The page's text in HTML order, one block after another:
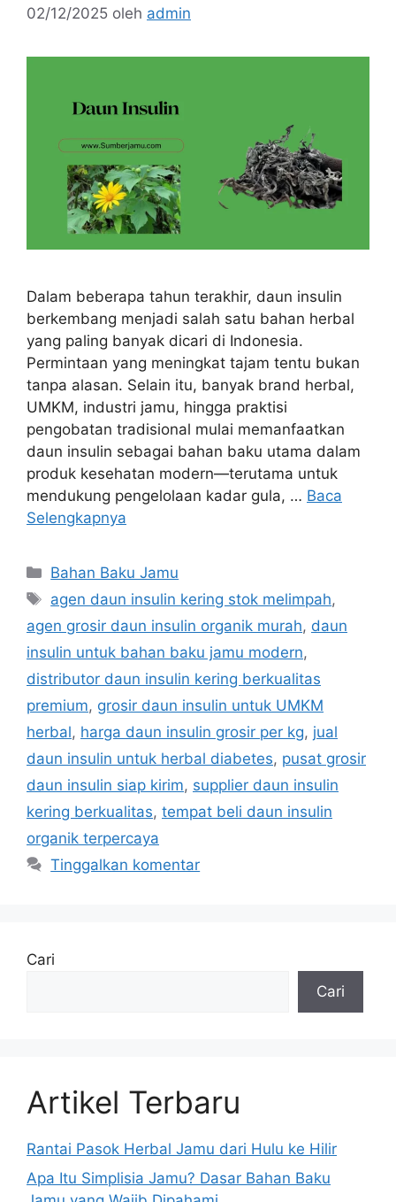
02/12/2025 oleh admin
Dalam beberapa tahun terakhir, daun insulin
berkembang menjadi salah satu bahan herbal
yang paling banyak dicari di Indonesia.
Permintaan yang meningkat tajam tentu bukan
tanpa alasan. Selain itu, banyak brand herbal,
UMKM, industri jamu, hingga praktisi
pengobatan tradisional mulai memanfaatkan
daun insulin sebagai bahan baku utama dalam
produk kesehatan modern—terutama untuk
mendukung pengelolaan kadar gula, … Baca
Selengkapnya
Kategori
Bahan Baku Jamu
Tag
agen daun insulin kering stok melimpah,
agen grosir daun insulin organik murah, daun
insulin untuk bahan baku jamu modern,
distributor daun insulin kering berkualitas
premium, grosir daun insulin untuk UMKM
herbal, harga daun insulin grosir per kg, jual
daun insulin untuk herbal diabetes, pusat grosir
daun insulin siap kirim, supplier daun insulin
kering berkualitas, tempat beli daun insulin
organik terpercaya
Tinggalkan komentar
Cari
Cari
Artikel Terbaru
Rantai Pasok Herbal Jamu dari Hulu ke Hilir
Apa Itu Simplisia Jamu? Dasar Bahan Baku